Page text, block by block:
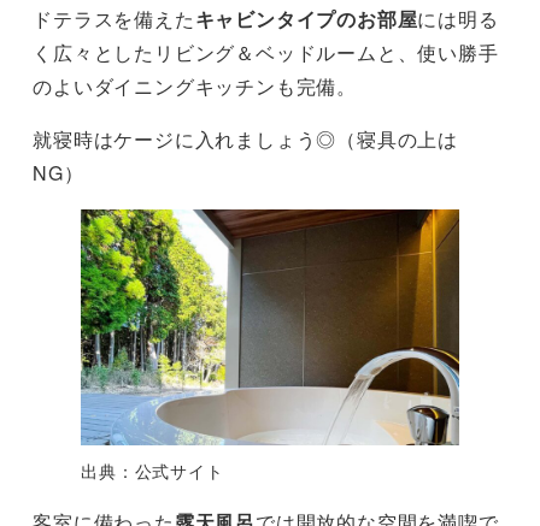
ドテラスを備えたキャビンタイプのお部屋には明る
く広々としたリビング＆ベッドルームと、使い勝手
のよいダイニングキッチンも完備。
就寝時はケージに入れましょう◎（寝具の上は
NG）
出典：公式サイト